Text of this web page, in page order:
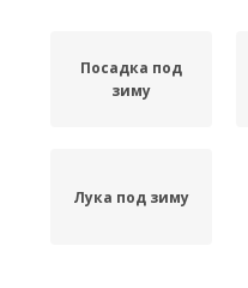
Посадка под
зиму
Лука под зиму